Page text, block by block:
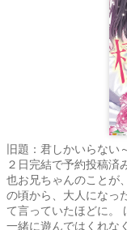
旧題：君しかいらない
２日完結で予約投稿済
也お兄ちゃんのことが
の頃から、大人になっ
て言っていたほどに。
一緒に遊んではくれな